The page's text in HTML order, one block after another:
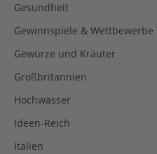
Gesundheit
Gewinnspiele & Wettbewerbe
Gewürze und Kräuter
Großbritannien
Hochwasser
Ideen-Reich
Italien